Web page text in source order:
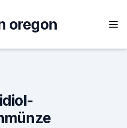
oregon